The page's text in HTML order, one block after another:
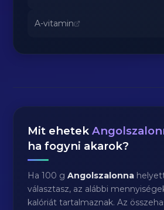
A-vitamin
Mit ehetek
ha fogyni akarok?
Ha 100 gAngolszalonna
választasz, az alábbi
kalóriát tartalmaznak. Az